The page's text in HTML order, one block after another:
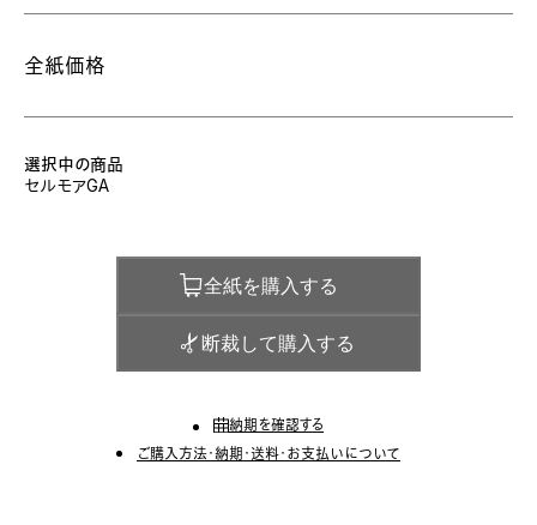
全紙価格
選択中の商品
セルモアGA
全紙を購入する
断裁して購入する
納期を確認する
ご購入方法・納期・送料・お支払いについて